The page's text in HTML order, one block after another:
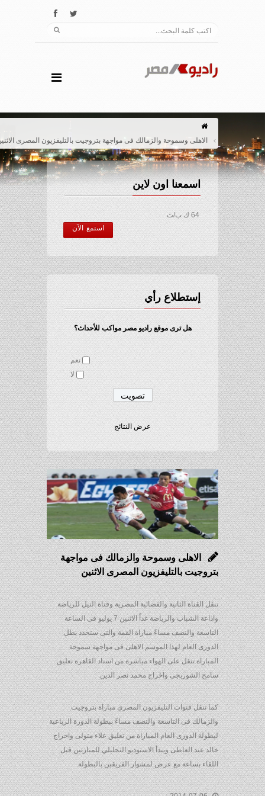
الاهلى وسموحة والزمالك فى مواجهة بتروجيت بالتليفزيون المصرى الاثنين
اسمعنا اون لاين
64 ك ب/ث
استمع الآن
إستطلاع رأي
هل ترى موقع راديو مصر مواكب للأحداث؟
نعم
لا
عرض النتائج
الاهلى وسموحة والزمالك فى مواجهة
بتروجيت بالتليفزيون المصرى الاثنين
تنقل القناة الثانية والفضائية المصرية وقناة النيل للرياضة
واذاعة الشباب والرياضة غداً الاثنين 7 يوليو فى الساعة
التاسعة والنصف مساءً مباراة القمة والتى ستحدد بطل
الدورى العام لهذا الموسم الاهلى فى مواجهة سموحة
المباراة تنقل على الهواء مياشرة من استاد القاهرة تعليق
سامح الشوربجى واخراج محمد نصر الدين.
كما تنقل قنوات التليفزيون المصرى مباراة بتروجيت
والزمالك فى التاسعة والنصف مساءً ببطولة الدورة الرباعية
لبطولة الدورى العام المباراة من تعليق علاء متولى واخراج
خالد عبد العاطى ويبدأ الاستوديو التحليلي للمبارتين قبل
اللقاء بساعة مع عرض لمشوار الفريقين بالبطولة.